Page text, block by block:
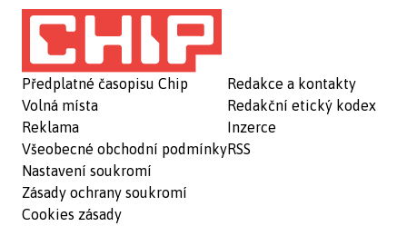
Předplatné časopisu Chip
Volná místa
Reklama
Všeobecné obchodní podmínky
Nastavení soukromí
Zásady ochrany soukromí
Cookies zásady
Redakce a kontakty
Redakční etický kodex
Inzerce
RSS